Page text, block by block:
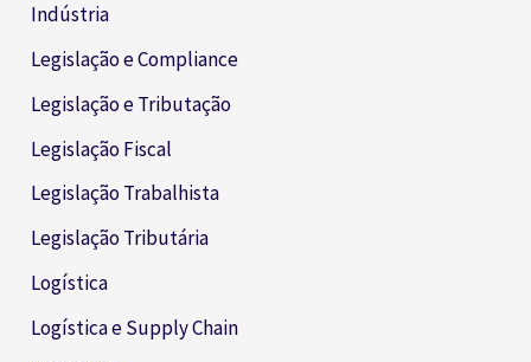
Indústria
Legislação e Compliance
Legislação e Tributação
Legislação Fiscal
Legislação Trabalhista
Legislação Tributária
Logística
Logística e Supply Chain